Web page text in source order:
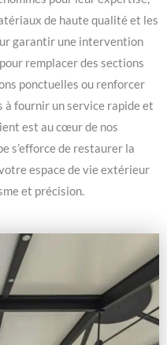
de haute qualité et les
garantir une intervention
remplacer des sections
ponctuelles ou renforcer
à fournir un service rapide et
est au cœur de nos
s’efforce de restaurer la
espace de vie extérieur
et précision.